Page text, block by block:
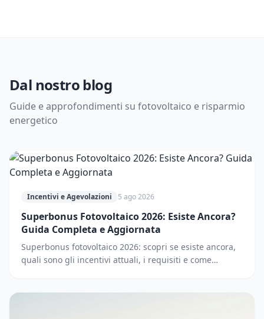
Dal nostro blog
Guide e approfondimenti su fotovoltaico e risparmio
energetico
Incentivi e Agevolazioni 5 ago 2026
Superbonus Fotovoltaico 2026: Esiste Ancora?
Guida Completa e Aggiornata
Superbonus fotovoltaico 2026: scopri se esiste ancora,
quali sono gli incentivi attuali, i requisiti e come